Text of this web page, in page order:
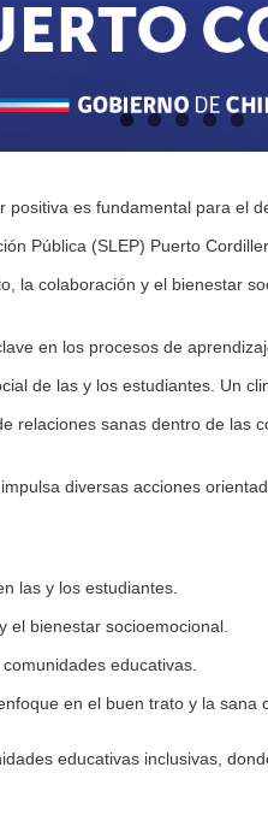
positiva es fundamental para el
Pública (SLEP) Puerto
la colaboración y el bienestar
en los procesos de
de las y los estudiantes. Un
relaciones sanas dentro de las
diversas acciones
las y los estudiantes.
el bienestar socioemocional.
educativas.
en el buen trato y la sana
educativas inclusivas,